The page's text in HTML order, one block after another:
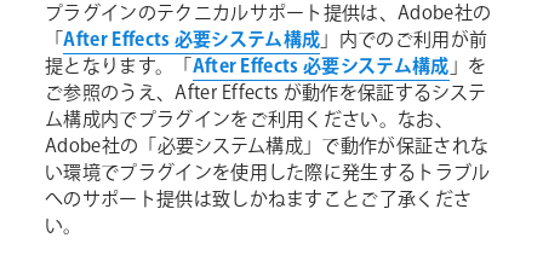
プラグインのテクニカルサポート提供は、Adobe社の
「After Effects 必要システム構成」内でのご利用が前
提となります。「 After Effects 必要システム構成 」を
ご参照のうえ、After Effects が動作を保証するシステ
ム構成内でプラグインをご利用ください。なお、
Adobe社の「必要システム構成」で動作が保証されな
い環境でプラグインを使用した際に発生するトラブル
へのサポート提供は致しかねますことご了承くださ
い。